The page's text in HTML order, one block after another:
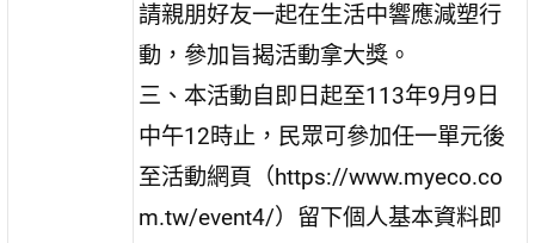
請親朋好友一起在生活中響應減塑行
動，參加旨揭活動拿大獎。
三、本活動自即日起至113年9月9日
中午12時止，民眾可參加任一單元後
至活動網頁（https://www.myeco.co
m.tw/event4/）留下個人基本資料即